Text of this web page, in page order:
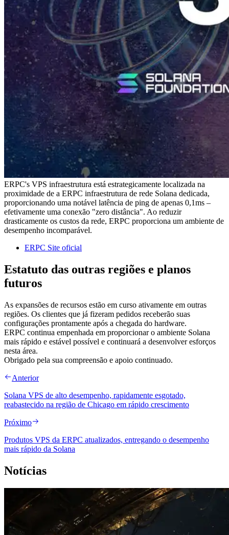
ERPC's VPS infraestrutura está estrategicamente localizada na
proximidade de a ERPC infraestrutura de rede Solana dedicada,
proporcionando uma notável latência de ping de apenas 0,1ms –
efetivamente uma conexão "zero distância". Ao reduzir
drasticamente os custos da rede, ERPC proporciona um ambiente de
desempenho incomparável.
ERPC Site oficial
Estatuto das outras regiões e planos
futuros
As expansões de recursos estão em curso ativamente em outras
regiões. Os clientes que já fizeram pedidos receberão suas
configurações prontamente após a chegada do hardware.
ERPC continua empenhada em proporcionar o ambiente Solana
mais rápido e estável possível e continuará a desenvolver esforços
nesta área.
Obrigado pela sua compreensão e apoio continuado.
Anterior
Solana VPS de alto desempenho, rapidamente esgotado,
reabastecido na região de Chicago em rápido crescimento
Próximo
Produtos VPS da ERPC atualizados, entregando o desempenho
mais rápido da Solana
Notícias